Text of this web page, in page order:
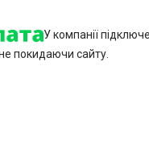
У компанії
покидаючи сайту.